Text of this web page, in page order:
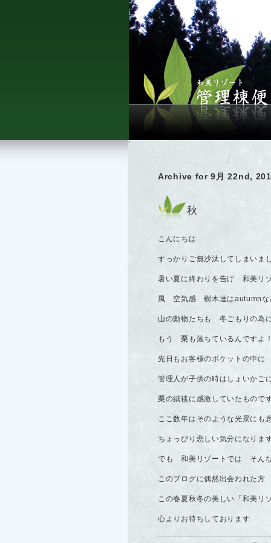
Archive for 9月 22nd,
秋
こんにちは
すっかりご無沙汰してしまいま
暑い夏に終わりを告げ 和美リ
風 空気感 樹木達はautumnな
山の動物たちも 冬ごもりの為
もう 栗も落ちているんですよ
先日もお客様のポケットの中
管理人が子供の時はしょいかご
栗の絨毯に感激していたもので
ここ数年はそのような光景にも
ちょっぴり悲しい気分になりま
でも 和美リゾートでは そんな
このブログに偶然出会われた
この春夏秋冬の美しい「和美リ
心よりお待ちしております